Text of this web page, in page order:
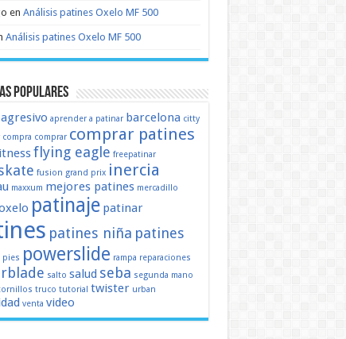
en Análisis patines Oxelo MF 500
Análisis patines Oxelo MF 500
populares
agresivo aprender a patinar barcelona citty
compra comprar comprar patines
flying eagle freepatinar
fusion grand prix inercia
maxxum mejores patines mercadillo
patinaje patinar
patines niña patines
pies powerslide rampa reparaciones
salto salud seba segunda mano
truco tutorial twister urban
venta video